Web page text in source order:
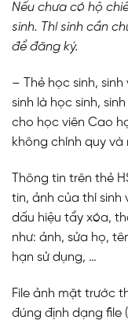
Nếu chưa có hộ
sinh. Thí sinh cần
để đăng ký.
– Thẻ học sinh,
sinh là học sinh,
cho học viên Cao
không chính quy và
Thông tin trên thẻ
tin, ảnh của thí
dấu hiệu tẩy xóa,
như: ảnh, sửa họ,
hạn sử dụng, …
File ảnh mặt trước
đúng định dạng file